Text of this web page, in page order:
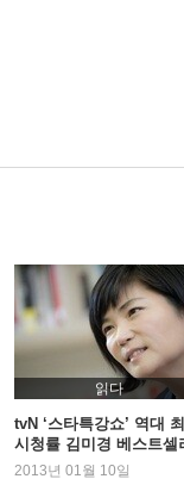
읽다
tvN ‘스타특강쇼’ 역대
시청률 김미경 베스트셀
2위
2013년 01월 10일